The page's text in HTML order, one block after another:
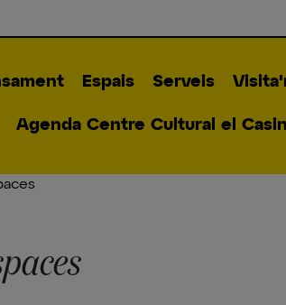
Espais Serveis
Agenda Centre Cultural el